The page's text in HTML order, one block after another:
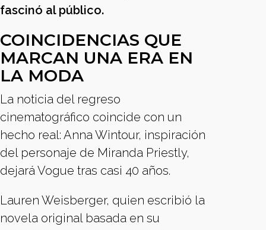
fascinó al público.
COINCIDENCIAS QUE
MARCAN UNA ERA EN
LA MODA
La noticia del regreso
cinematográfico coincide con un
hecho real: Anna Wintour, inspiración
del personaje de Miranda Priestly,
dejará Vogue tras casi 40 años.
Lauren Weisberger, quien escribió la
novela original basada en su